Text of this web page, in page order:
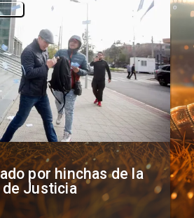
contrato con Colo
arquero